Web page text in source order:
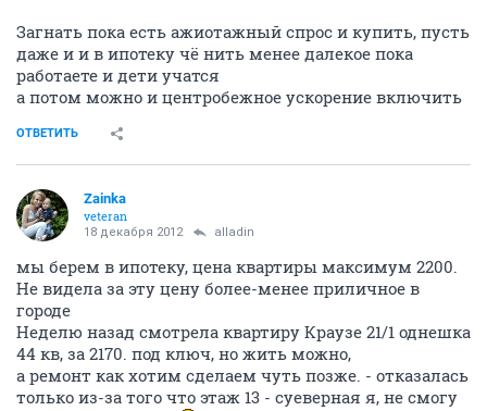
Загнать пока есть ажиотажный спрос и купить, пусть
даже и и в ипотеку чё нить менее далекое пока
работаете и дети учатся
а потом можно и центробежное ускорение включить
ОТВЕТИТЬ
Zainka
veteran
18 декабря 2012 alladin
мы берем в ипотеку, цена квартиры максимум 2200.
Не видела за эту цену более-менее приличное в
городе
Неделю назад смотрела квартиру Краузе 21/1 однешка
44 кв, за 2170. под ключ, но жить можно,
а ремонт как хотим сделаем чуть позже. - отказалась
только из-за того что этаж 13 - суеверная я, не смогу